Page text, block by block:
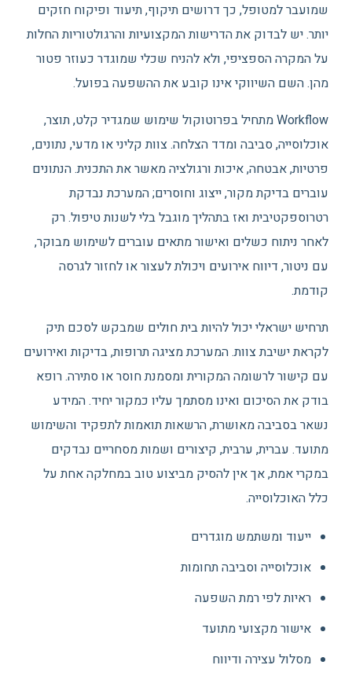
שמועבר למטופל, כך דרושים תיקוף, תיעוד ופיקוח חזקים
יותר. יש לבדוק את הדרישות המקצועיות והרגולטוריות החלות
על המקרה הספציפי, ולא להניח שכלי שמוגדר כעוזר פטור
מהן. השם השיווקי אינו קובע את ההשפעה בפועל.
Workflow מתחיל בפרוטוקול שימוש שמגדיר קלט, תוצר,
אוכלוסייה, סביבה ומדד הצלחה. צוות קליני או מדעי, נתונים,
פרטיות, אבטחה, איכות ורגולציה מאשר את התכנית. הנתונים
עוברים בדיקת מקור, ייצוג וחוסרים; המערכת נבדקת
רטרוספקטיבית ואז בתהליך מוגבל בלי לשנות טיפול. רק
לאחר ניתוח כשלים ואישור מתאים עוברים לשימוש מבוקר,
עם ניטור, דיווח אירועים ויכולת לעצור או לחזור לגרסה
קודמת.
תרחיש ישראלי יכול להיות בית חולים שמבקש לסכם תיק
לקראת ישיבת צוות. המערכת מציגה תרופות, בדיקות ואירועים
עם קישור לרשומה המקורית ומסמנת חוסר או סתירה. רופא
בודק את הסיכום ואינו מסתמך עליו כמקור יחיד. המידע
נשאר בסביבה מאושרת, הרשאות תואמות לתפקיד והשימוש
מתועד. עברית, ערבית, קיצורים ושמות מסחריים נבדקים
במקרי אמת, אך אין להסיק מביצוע טוב במחלקה אחת על
כלל האוכלוסייה.
ייעוד ומשתמש מוגדרים
אוכלוסייה וסביבה תחומות
ראיות לפי רמת השפעה
אישור מקצועי מתועד
מסלול עצירה ודיווח